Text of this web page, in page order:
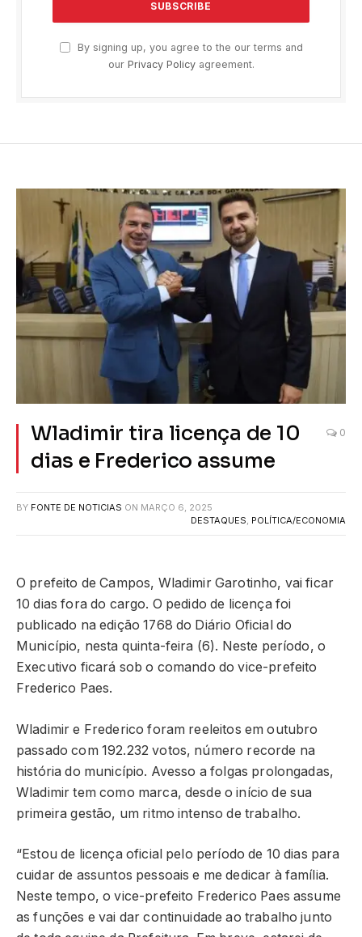
By signing up, you agree to the our terms and
our Privacy Policyagreement.
Wladimir tira licença de 10
dias e Frederico assume
0
BY FONTE DE NOTICIAS ON MARÇO 6, 2025
DESTAQUES, POLÍTICA/ECONOMIA
O prefeito de Campos, Wladimir Garotinho, vai ficar
10 dias fora do cargo. O pedido de licença foi
publicado na edição 1768 do Diário Oficial do
Município, nesta quinta-feira (6). Neste período, o
Executivo ficará sob o comando do vice-prefeito
Frederico Paes.
Wladimir e Frederico foram reeleitos em outubro
passado com 192.232 votos, número recorde na
história do município. Avesso a folgas prolongadas,
Wladimir tem como marca, desde o início de sua
primeira gestão, um ritmo intenso de trabalho.
“Estou de licença oficial pelo período de 10 dias para
cuidar de assuntos pessoais e me dedicar à família.
Neste tempo, o vice-prefeito Frederico Paes assume
as funções e vai dar continuidade ao trabalho junto